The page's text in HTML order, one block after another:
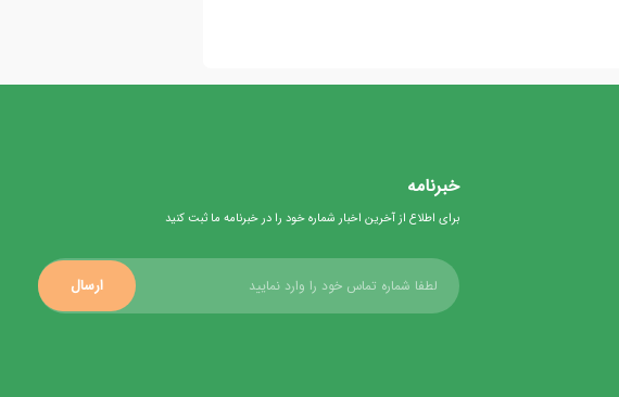
خبرنامه
برای اطلاع از آخرین اخبار شماره خود را در خبرنامه ما ثبت کنید
ارسال